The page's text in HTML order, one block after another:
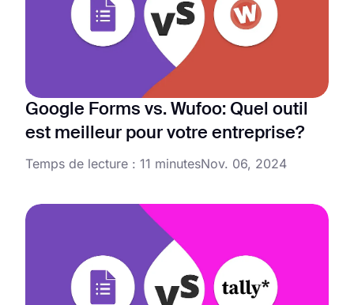
Google Forms vs. Wufoo: Quel outil
est meilleur pour votre entreprise?
Temps de lecture : 11 minutesNov. 06, 2024